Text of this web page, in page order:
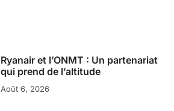
Ryanair et l’ONMT : Un partenariat
qui prend de l’altitude
Août 6, 2026